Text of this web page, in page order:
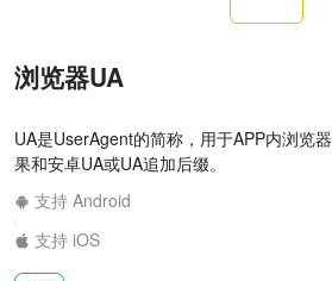
浏览器UA
UA是UserAgent的简称，用于APP内浏览
果和安卓UA或UA追加后缀。
支持 Android
支持 iOS